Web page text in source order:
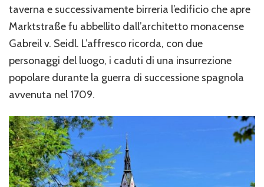
taverna e successivamente birreria l’edificio che apre
Marktstraße fu abbellito dall’architetto monacense
Gabreil v. Seidl. L’affresco ricorda, con due
personaggi del luogo, i caduti di una insurrezione
popolare durante la guerra di successione spagnola
avvenuta nel 1709.